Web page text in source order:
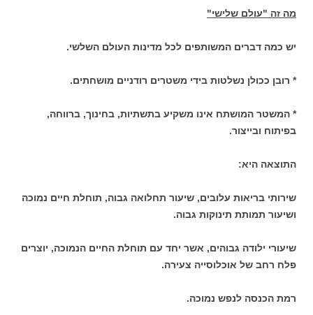
מה זה "עולם שלישי"
יש כמה דברים המשותפים לכל מדינות העולם השלשי.
* רובן ככולן נשלטות בידי משטרים רודניים מושחתים.
* המשטר המושתח אינו משקיע בתשתיות, בחינוך, ברווחה,
בפיתוח ובייצור.
התוצאה היא:
שירותי בריאות עלובים, שיעור תחלואה גבוה, תוחלת חיים נמוכה
ושיעור תמותת תינוקות גבוה.
שיעורי ילודה גבוהים, אשר יחד עם תוחלת החיים הנמוכה, יוצרים
פלח רחב של אוכלוסייה צעירה.
רמת הכנסה לנפש נמוכה.